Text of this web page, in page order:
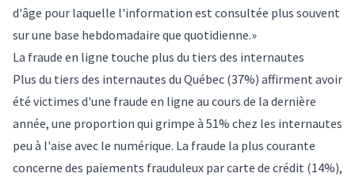
d'âge pour laquelle l'information est consultée plus souvent
sur une base hebdomadaire que quotidienne.»
La fraude en ligne touche plus du tiers des internautes
Plus du tiers des internautes du Québec (37%) affirment avoir
été victimes d'une fraude en ligne au cours de la dernière
année, une proportion qui grimpe à 51% chez les internautes
peu à l'aise avec le numérique. La fraude la plus courante
concerne des paiements frauduleux par carte de crédit (14%),